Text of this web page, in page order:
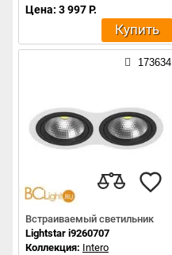
Цена: 3 997 Р.
Купить
173634
Встраиваемый светильник
Lightstar i9260707
Коллекция: Intero